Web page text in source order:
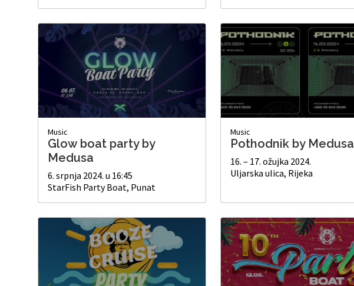
Music
Glow boat party by
Medusa
6. srpnja 2024. u 16:45
StarFish Party Boat, Punat
Music
Pothodnik by Medusa
16. – 17. ožujka 2024.
Uljarska ulica, Rijeka